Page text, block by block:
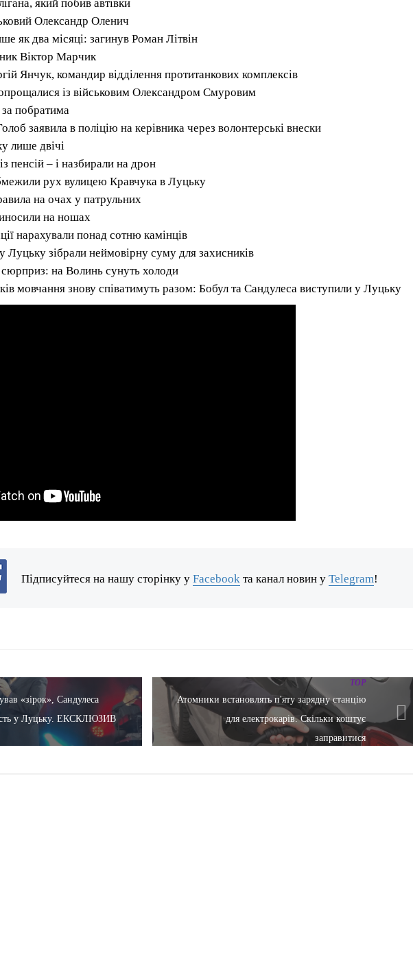
який побив автівки
Олександр Оленич
як два місяці: загинув Роман Літвін
Віктор Марчик
Янчук, командир відділення протитанкових комплексів
із військовим Олександром Смуровим
побратима
заявила в поліцію на керівника через волонтерські внески
лише двічі
пенсій – і назбирали на дрон
рух вулицею Кравчука в Луцьку
на очах у патрульних
на ношах
нарахували понад сотню камінців
Луцьку зібрали неймовірну суму для захисників
на Волинь сунуть холоди
мовчання знову співатимуть разом: Бобул та Сандулеса виступили у Луцьку
Підписуйтеся на нашу сторінку уFacebook та канал новин уTelegram!
«зірок», Сандулеса
у Луцьку. ЕКСКЛЮЗИВ
TOP
Атомники встановлять п'яту зарядну станцію
для електрокарів. Скільки коштує
заправитися